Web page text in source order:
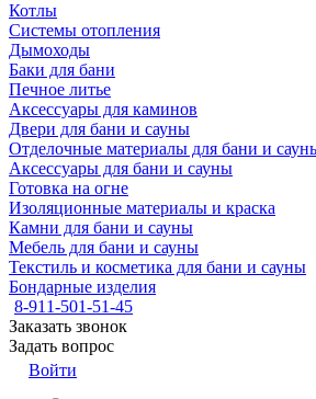
Котлы
Системы отопления
Дымоходы
Баки для бани
Печное литье
Аксессуары для каминов
Двери для бани и сауны
Отделочные материалы для бани и
Аксессуары для бани и сауны
Готовка на огне
Изоляционные материалы и краска
Камни для бани и сауны
Мебель для бани и сауны
Текстиль и косметика для бани и сауны
Бондарные изделия
8-911-501-51-45
Заказать звонок
Задать вопрос
Войти